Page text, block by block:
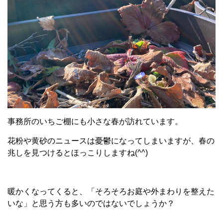
事務所のいちご棚にも小さな春が訪れています。
花粉や黄砂のニュースは憂鬱になってしまいますが、春の
兆しを見つけるとほっこりしますね(^^)
暖かくなってくると、「そろそろお庭や外まわりを整えた
いな」と思う方も多いのではないでしょうか？